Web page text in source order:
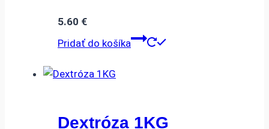
5.60 €
Pridať do košíka
Dextróza 1KG